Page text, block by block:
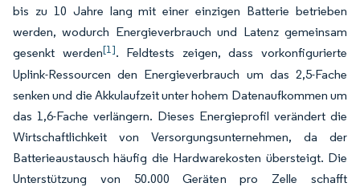
bis zu 10 Jahre lang mit einer einzigen Batterie betrieben
werden, wodurch Energieverbrauch und Latenz gemeinsam
gesenkt werden[1]. Feldtests zeigen, dass vorkonfigurierte
Uplink-Ressourcen den Energieverbrauch um das 2,5-Fache
senken und die Akkulaufzeit unter hohem Datenaufkommen um
das 1,6-Fache verlängern. Dieses Energieprofil verändert die
Wirtschaftlichkeit von Versorgungsunternehmen, da der
Batterieaustausch häufig die Hardwarekosten übersteigt. Die
Unterstützung von 50.000 Geräten pro Zelle schafft